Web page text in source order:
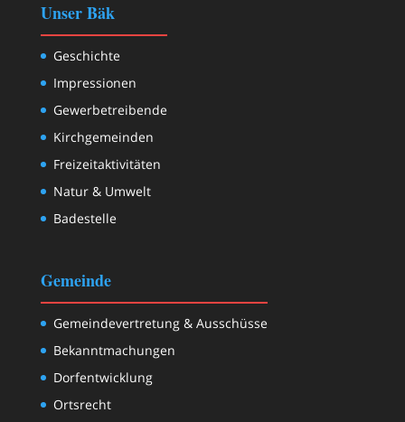
Unser Bäk
Geschichte
Impressionen
Gewerbetreibende
Kirchgemeinden
Freizeitaktivitäten
Natur & Umwelt
Badestelle
Gemeinde
Gemeindevertretung & Ausschüsse
Bekanntmachungen
Dorfentwicklung
Ortsrecht